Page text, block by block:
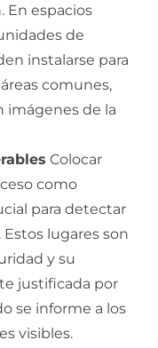
En espacios
de
instalarse para
comunes,
imágenes de la
Colocar
como
para detectar
lugares son
y su
justificada por
se informe a los
visibles.